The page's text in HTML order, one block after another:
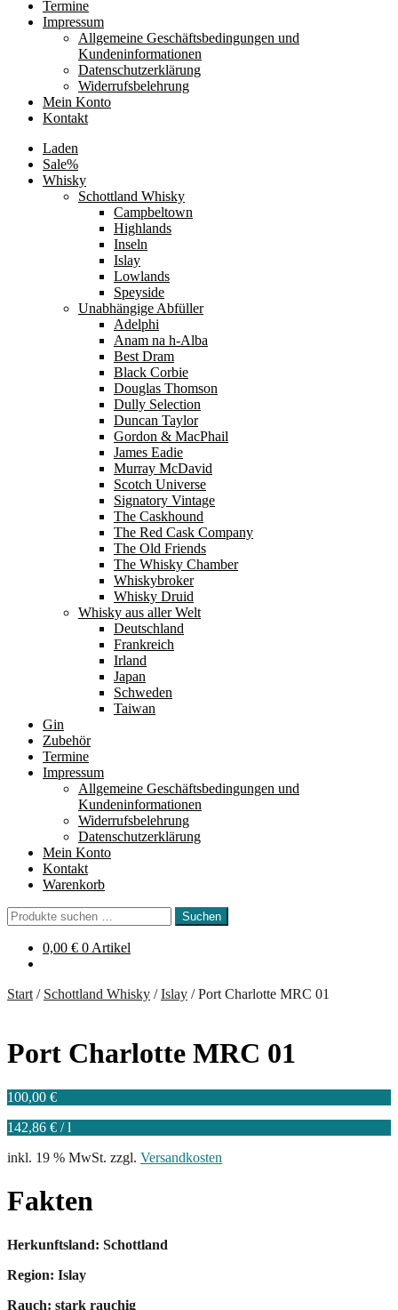
Termine
Impressum
Allgemeine Geschäftsbedingungen und
Kundeninformationen
Datenschutzerklärung
Widerrufsbelehrung
Mein Konto
Kontakt
Laden
Sale%
Whisky
Schottland Whisky
Campbeltown
Highlands
Inseln
Islay
Lowlands
Speyside
Unabhängige Abfüller
Adelphi
Anam na h-Alba
Best Dram
Black Corbie
Douglas Thomson
Dully Selection
Duncan Taylor
Gordon & MacPhail
James Eadie
Murray McDavid
Scotch Universe
Signatory Vintage
The Caskhound
The Red Cask Company
The Old Friends
The Whisky Chamber
Whiskybroker
Whisky Druid
Whisky aus aller Welt
Deutschland
Frankreich
Irland
Japan
Schweden
Taiwan
Gin
Zubehör
Termine
Impressum
Allgemeine Geschäftsbedingungen und
Kundeninformationen
Widerrufsbelehrung
Datenschutzerklärung
Mein Konto
Kontakt
Warenkorb
Suchen
nach:
Suchen
0,00 € 0 Artikel
Start / Schottland Whisky /Islay /Port Charlotte MRC 01
Port Charlotte MRC 01
100,00 €
142,86 € /l
inkl. 19 % MwSt. zzgl. Versandkosten
Fakten
Herkunftsland: Schottland
Region: Islay
Rauch: stark rauchig